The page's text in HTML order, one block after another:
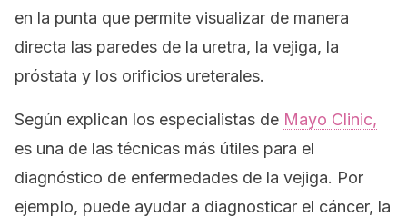
en la punta que permite visualizar de manera
directa las paredes de la uretra, la vejiga, la
próstata y los orificios ureterales.
Según explican los especialistas de Mayo Clinic,
es una de las técnicas más útiles para el
diagnóstico de enfermedades de la vejiga. Por
ejemplo, puede ayudar a diagnosticar el cáncer, la